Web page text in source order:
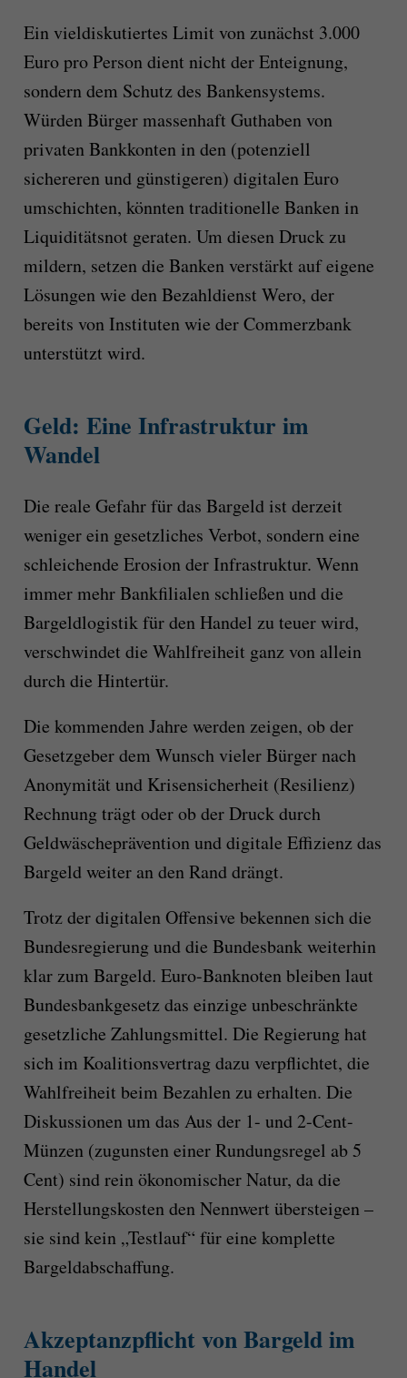
Ein vieldiskutiertes Limit von zunächst 3.000
Euro pro Person dient nicht der Enteignung,
sondern dem Schutz des Bankensystems.
Würden Bürger massenhaft Guthaben von
privaten Bankkonten in den (potenziell
sichereren und günstigeren) digitalen Euro
umschichten, könnten traditionelle Banken in
Liquiditätsnot geraten. Um diesen Druck zu
mildern, setzen die Banken verstärkt auf eigene
Lösungen wie den Bezahldienst Wero, der
bereits von Instituten wie der Commerzbank
unterstützt wird.
Geld: Eine Infrastruktur im
Wandel
Die reale Gefahr für das Bargeld ist derzeit
weniger ein gesetzliches Verbot, sondern eine
schleichende Erosion der Infrastruktur. Wenn
immer mehr Bankfilialen schließen und die
Bargeldlogistik für den Handel zu teuer wird,
verschwindet die Wahlfreiheit ganz von allein
durch die Hintertür.
Die kommenden Jahre werden zeigen, ob der
Gesetzgeber dem Wunsch vieler Bürger nach
Anonymität und Krisensicherheit (Resilienz)
Rechnung trägt oder ob der Druck durch
Geldwäscheprävention und digitale Effizienz das
Bargeld weiter an den Rand drängt.
Trotz der digitalen Offensive bekennen sich die
Bundesregierung und die Bundesbank weiterhin
klar zum Bargeld. Euro-Banknoten bleiben laut
Bundesbankgesetz das einzige unbeschränkte
gesetzliche Zahlungsmittel. Die Regierung hat
sich im Koalitionsvertrag dazu verpflichtet, die
Wahlfreiheit beim Bezahlen zu erhalten. Die
Diskussionen um das Aus der 1- und 2-Cent-
Münzen (zugunsten einer Rundungsregel ab 5
Cent) sind rein ökonomischer Natur, da die
Herstellungskosten den Nennwert übersteigen –
sie sind kein „Testlauf“ für eine komplette
Bargeldabschaffung.
Akzeptanzpflicht von Bargeld im
Handel